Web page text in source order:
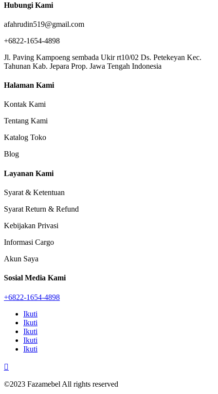
Hubungi Kami
afahrudin519@gmail.com
+6822-1654-4898
Jl. Paving Kampoeng sembada Ukir rt10/02 Ds. Petekeyan Kec.
Tahunan Kab. Jepara Prop. Jawa Tengah Indonesia
Halaman Kami
Kontak Kami
Tentang Kami
Katalog Toko
Blog
Layanan Kami
Syarat & Ketentuan
Syarat Return & Refund
Kebijakan Privasi
Informasi Cargo
Akun Saya
Sosial Media Kami
+6822-1654-4898
Ikuti
Ikuti
Ikuti
Ikuti
Ikuti

©2023 Fazamebel All rights reserved